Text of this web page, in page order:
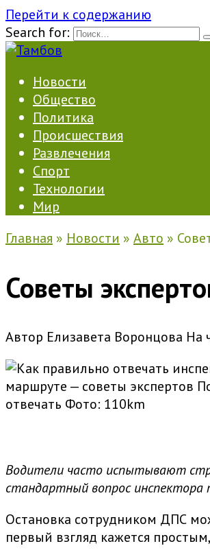
Перейти к содержанию
Search for:
Новости
Общество
Политика
Происшествия
Развлечения
Спорт
Технологии
Мир
Главная » Новости » Авто »
Советы
Автор Елизавета Воронцова На
маршруте — советы экспертов
отвечать Фото: 110km
Водители часто испытывают
стандартный вопрос
Остановка сотрудником ДПС
первый взгляд кажется